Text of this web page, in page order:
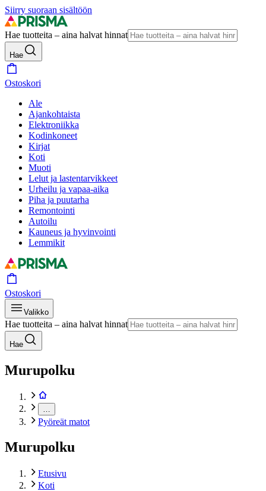
Siirry suoraan sisältöön
Hae tuotteita – aina halvat hinnat
Hae
Ostoskori
Ale
Ajankohtaista
Elektroniikka
Kodinkoneet
Kirjat
Koti
Muoti
Lelut ja lastentarvikkeet
Urheilu ja vapaa-aika
Piha ja puutarha
Remontointi
Autoilu
Kauneus ja hyvinvointi
Lemmikit
Ostoskori
Valikko
Hae tuotteita – aina halvat hinnat
Hae
Murupolku
Pyöreät matot
Murupolku
Etusivu
Koti